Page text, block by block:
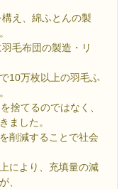
え、綿ふとんの製
毛布団の製造・リ
10万枚以上の羽毛ふ
捨てるのではなく、
ました。
削減することで社会
により、充填量の減
、